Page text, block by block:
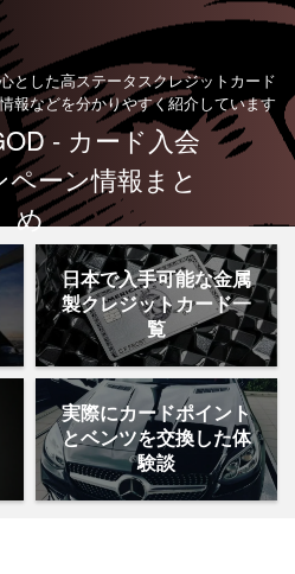
とした高ステータスクレジットカード
報などを分かりやすく紹介しています
日本で入手可能な金属
製クレジットカード一
覧
実際にカードポイント
とベンツを交換した体
験談